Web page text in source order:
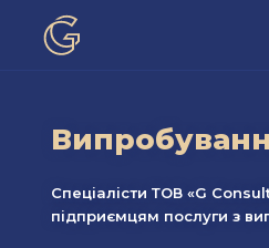
Спеціалісти ТОВ «G
підприємцям послуги з